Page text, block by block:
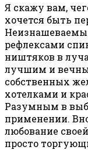
Я скажу вам,
хочется быть
рефлексами
ништяков в
лучшим и
собственных
хотелками и
Разумным в
применении.
любование
просто